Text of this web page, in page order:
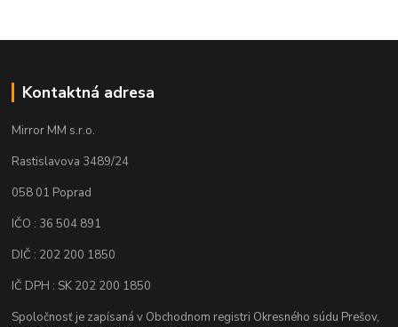
Kontaktná adresa
Mirror MM s.r.o.
Rastislavova 3489/24
058 01 Poprad
IČO : 36 504 891
DIČ : 202 200 1850
IČ DPH : SK 202 200 1850
Spoločnosť je zapísaná v Obchodnom registri Okresného súdu Prešov,